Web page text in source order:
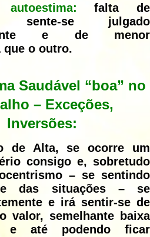
falta de
sente-se julgado
e de menor
o outro.
Saudável “boa” no
– Exceções,
Inversões:
de Alta, se ocorre um
consigo e, sobretudo
– se sentindo
das situações – se
e irá sentir-se de
valor, semelhante baixa
e até podendo ficar